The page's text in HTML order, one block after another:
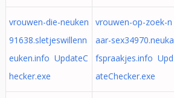
vrouwen-die-neuken
91638.sletjeswillenn
euken.info UpdateC
hecker.exe
vrouwen-op-zoek-n
aar-sex34970.neuka
fspraakjes.info Upd
ateChecker.exe